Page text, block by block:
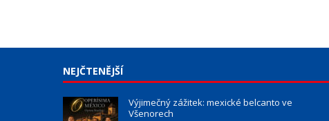
NEJČTENĚJŠÍ
Výjimečný zážitek: mexické belcanto ve
Všenorech